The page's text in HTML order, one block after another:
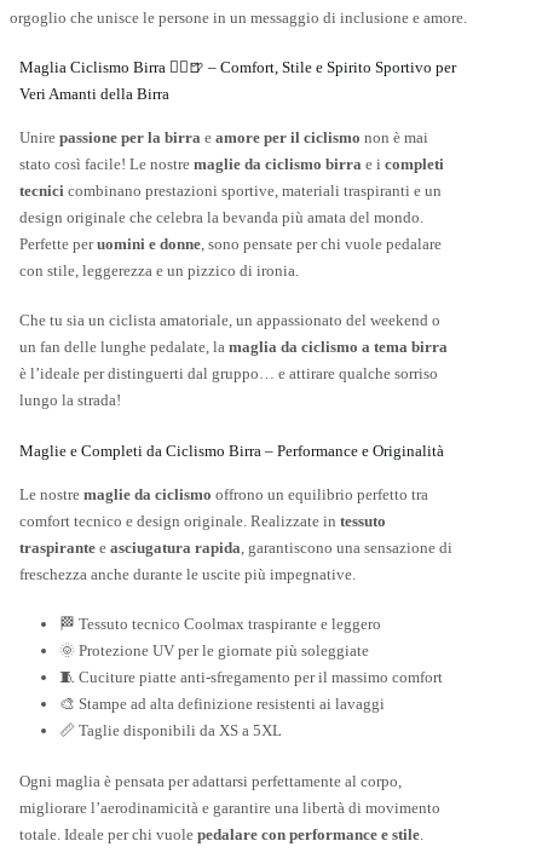
orgoglio che unisce le persone in un messaggio di inclusione e amore.
Maglia Ciclismo Birra 🚴‍♂️🍺 – Comfort, Stile e Spirito Sportivo per
Veri Amanti della Birra
Unire passione per la birra e amore per il ciclismo non è mai
stato così facile! Le nostre maglie da ciclismo birra e i completi
tecnici combinano prestazioni sportive, materiali traspiranti e un
design originale che celebra la bevanda più amata del mondo.
Perfette peruomini e donne , sono pensate per chi vuole pedalare
con stile, leggerezza e un pizzico di ironia.
Che tu sia un ciclista amatoriale, un appassionato del weekend o
un fan delle lunghe pedalate, la maglia da ciclismo a tema birra
è l’ideale per distinguerti dal gruppo… e attirare qualche sorriso
lungo la strada!
Maglie e Completi da Ciclismo Birra – Performance e Originalità
Le nostre maglie da ciclismo offrono un equilibrio perfetto tra
comfort tecnico e design originale. Realizzate in tessuto
traspirante e asciugatura rapida , garantiscono una sensazione di
freschezza anche durante le uscite più impegnative.
🏁 Tessuto tecnico Coolmax traspirante e leggero
🌞 Protezione UV per le giornate più soleggiate
🧵 Cuciture piatte anti-sfregamento per il massimo comfort
🎨 Stampe ad alta definizione resistenti ai lavaggi
📏 Taglie disponibili da XS a 5XL
Ogni maglia è pensata per adattarsi perfettamente al corpo,
migliorare l’aerodinamicità e garantire una libertà di movimento
totale. Ideale per chi vuole pedalare con performance e stile